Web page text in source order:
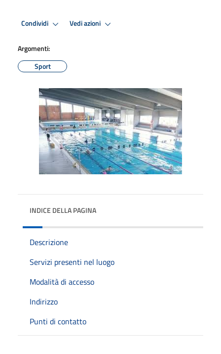
Condividi Vedi azioni
Argomenti:
Sport
INDICE DELLA PAGINA
Descrizione
Servizi presenti nel luogo
Modalità di accesso
Indirizzo
Punti di contatto